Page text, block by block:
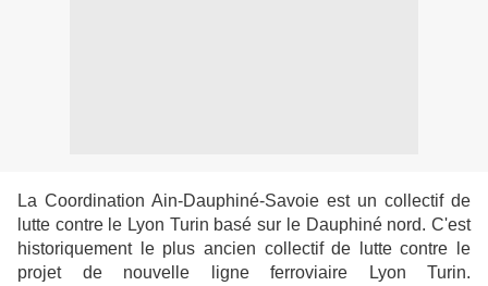
La Coordination Ain-Dauphiné-Savoie est un collectif de
lutte contre le Lyon Turin basé sur le Dauphiné nord. C'est
historiquement le plus ancien collectif de lutte contre le
projet de nouvelle ligne ferroviaire Lyon Turin.